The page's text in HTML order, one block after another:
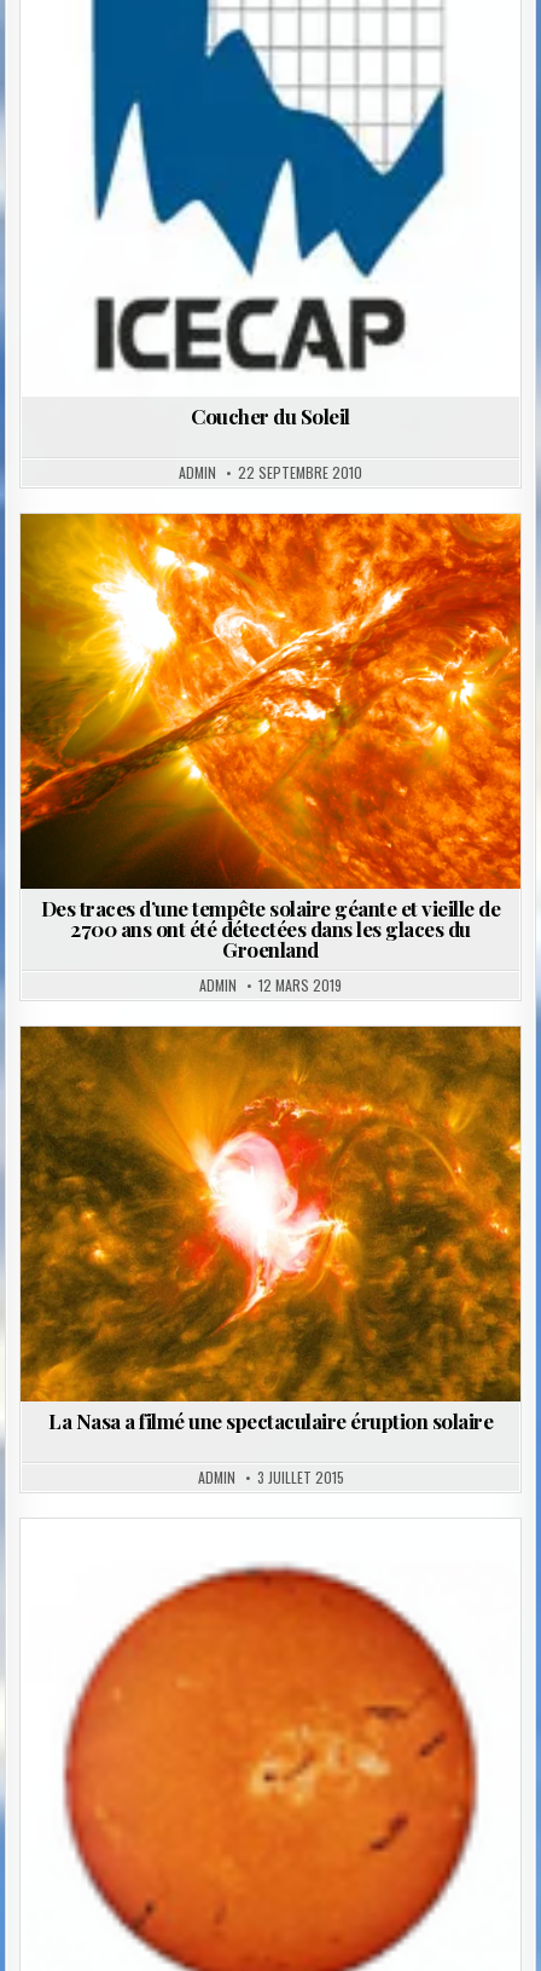
Coucher du Soleil
ADMIN 22 SEPTEMBRE 2010
Posted
in
Des traces d’une tempête solaire géante et vieille de
2700 ans ont été détectées dans les glaces du
Groenland
ADMIN 12 MARS 2019
Posted
in
La Nasa a filmé une spectaculaire éruption solaire
ADMIN 3 JUILLET 2015
Posted